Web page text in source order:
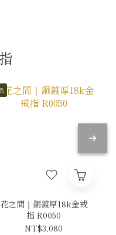
花之間｜銅鍍厚18k金戒
指 R0050
NT$3,080